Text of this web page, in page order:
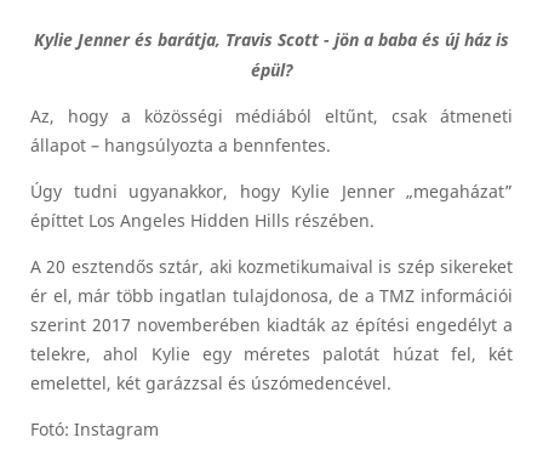
Kylie Jenner és barátja, Travis Scott - jön a baba és új ház is
épül?
Az, hogy a közösségi médiából eltűnt, csak átmeneti
állapot – hangsúlyozta a bennfentes.
Úgy tudni ugyanakkor, hogy Kylie Jenner „megaházat”
építtet Los Angeles Hidden Hills részében.
A 20 esztendős sztár, aki kozmetikumaival is szép sikereket
ér el, már több ingatlan tulajdonosa, de a TMZ információi
szerint 2017 novemberében kiadták az építési engedélyt a
telekre, ahol Kylie egy méretes palotát húzat fel, két
emelettel, két garázzsal és úszómedencével.
Fotó: Instagram